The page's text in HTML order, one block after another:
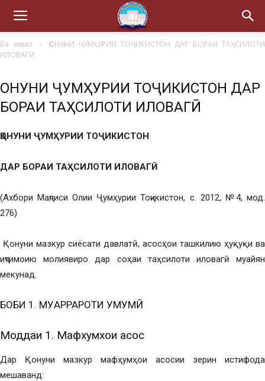
Ба аввал
ҚОНУНИ ҶУМҲУРИИ ТОҶИКИСТОН ДАР БОРАИ ТАҲСИЛОТИ
ИЛОВАГӢ
ҚОНУНИ ҶУМҲУРИИ ТОҶИКИСТОН ДАР
БОРАИ ТАҲСИЛОТИ ИЛОВАГӢ
ҚОНУНИ ҶУМҲУРИИ ТОҶИКИСТОН
ДАР БОРАИ ТАҲСИЛОТИ ИЛОВАГӢ
(Ахбори Маҷлиси Олии Ҷумҳурии Тоҷикистон, с. 2012, №4, мод.
276)
Қонуни мазкур сиёсати давлатӣ, асосҳои ташкилию ҳуқуқи ва
иҷтимоию молиявиро дар соҳаи таҳсилоти иловагӣ муайян
мекунад.
БОБИ 1. МУҚАРРАРОТИ УМУМӢ
Моддаи 1. Мафхумхои асосӣ
Дар Қонуни мазкур мафҳумҳои асосии зерин истифода
мешаванд: